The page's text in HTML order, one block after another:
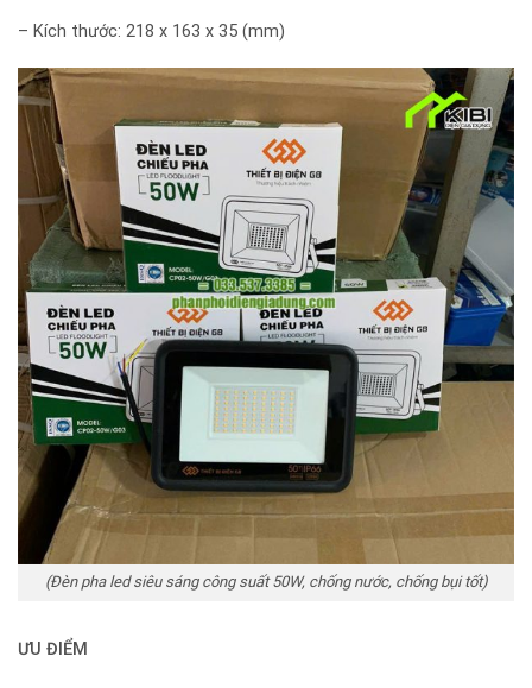
– Kích thước: 218 x 163 x 35 (mm)
(Đèn pha led siêu sáng công suất 50W, chống nước, chống bụi tốt)
ƯU ĐIỂM